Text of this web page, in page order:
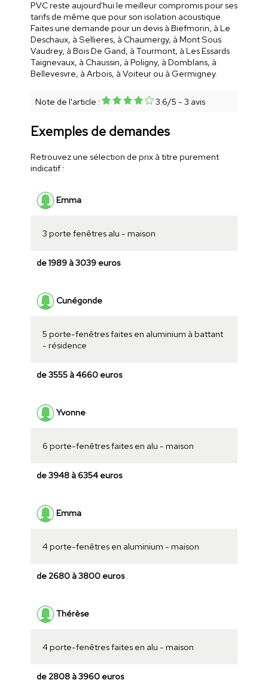
PVC reste aujourd'hui le meilleur compromis pour ses
tarifs de même que pour son isolation acoustique.
Faites une demande pour un devis à Biefmorin, à Le
Deschaux, à Sellieres, à Chaumergy, à Mont Sous
Vaudrey, à Bois De Gand, à Tourmont, à Les Essards
Taignevaux, à Chaussin, à Poligny, à Domblans, à
Bellevesvre, à Arbois, à Voiteur ou à Germigney.
Note de l'article : 3.6/5 - 3 avis
Exemples de demandes
Retrouvez une sélection de prix à titre purement
indicatif :
Emma
3 porte fenêtres alu - maison
de 1989 à 3039 euros
Cunégonde
5 porte-fenêtres faites en aluminium à battant
- résidence
de 3555 à 4660 euros
Yvonne
6 porte-fenêtres faites en alu - maison
de 3948 à 6354 euros
Emma
4 porte-fenêtres en aluminium - maison
de 2680 à 3800 euros
Thérèse
4 porte-fenêtres faites en alu - maison
de 2808 à 3960 euros